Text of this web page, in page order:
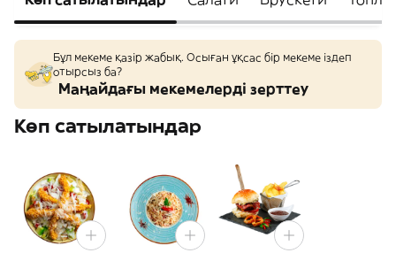
Бұл мекеме қазір жабық. Осыған ұқсас бір мекеме іздеп
отырсыз ба?
Маңайдағы мекемелерді зерттеу
Көп сатылатындар